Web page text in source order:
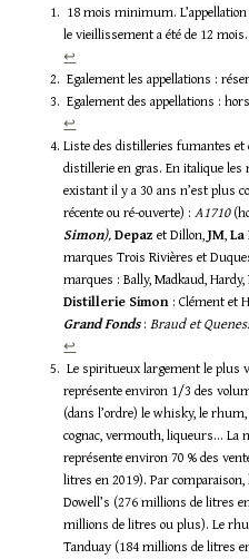
18 mois minimum.
le vieillissement a été de 12 mois.
↩︎
Egalement les appellations :
Egalement des appellations :
↩︎
Liste des distilleries fumantes
distillerie en gras. En italique
existant il y a 30 ans n’est plus
récente ou ré-ouverte) :A1710
Simon),Depaz et Dillon,JM,
marques Trois Rivières et
marques : Bally, Madkaud,
Distillerie Simon : Clément et
Grand Fonds:Braud et
↩︎
Le spiritueux largement le plus
représente environ 1/3 des
(dans l’ordre) le whisky, le
cognac, vermouth, liqueurs… La
représente environ 70 % des
litres en 2019). Par
Dowell’s (276 millions de litres
millions de litres ou plus). Le
Tanduay (184 millions de litres